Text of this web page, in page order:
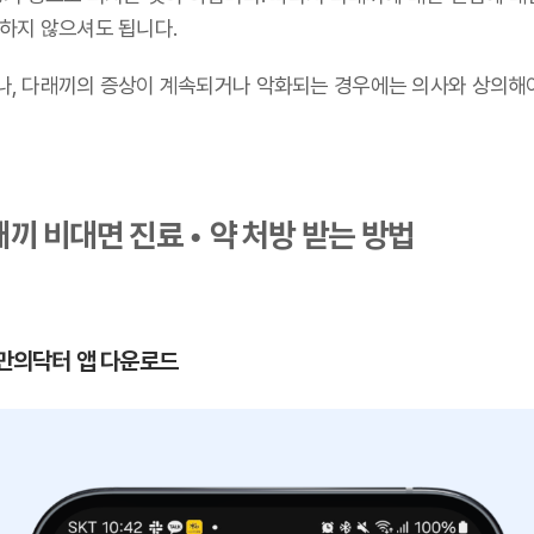
지 않으셔도 됩니다.
, 다래끼의 증상이 계속되거나 악화되는 경우에는 의사와 상의해
끼 비대면 진료 • 약 처방 받는 방법
의닥터 앱 다운로드